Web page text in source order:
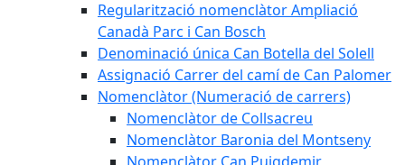
Regularització nomenclàtor Ampliació
Canadà Parc i Can Bosch
Denominació única Can Botella del Solell
Assignació Carrer del camí de Can Palomer
Nomenclàtor (Numeració de carrers)
Nomenclàtor de Collsacreu
Nomenclàtor Baronia del Montseny